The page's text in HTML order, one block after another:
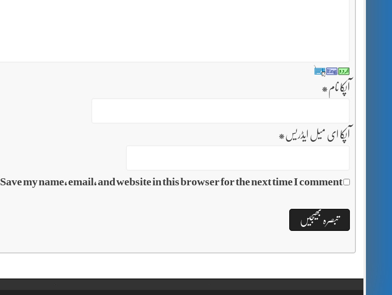
آپکا نام *
آپکا ای میل ایڈریس *
Save my name, email, and website in this browser for the next time I comment.